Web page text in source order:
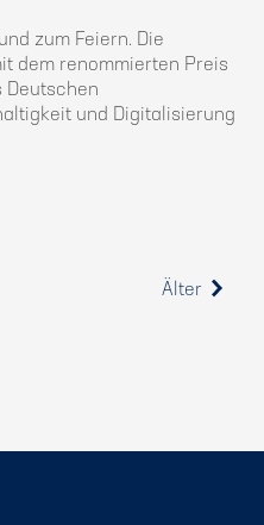
zum Feiern. Die
dem renommierten Preis
Deutschen
und Digitalisierung
Älter